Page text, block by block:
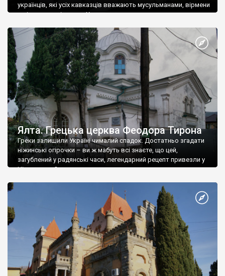
українців, які усіх кавказців вважають мусульманами, вірмени
є відданими вірянами Христа
Ялта. Грецька церква Феодора Тирона
Греки залишили Україні чималий спадок. Достатньо згадати
ніжинські огірочки – ви ж мабуть всі знаєте, що цей,
загублений у радянські часи, легендарний рецепт привезли у
Ніжин греки?